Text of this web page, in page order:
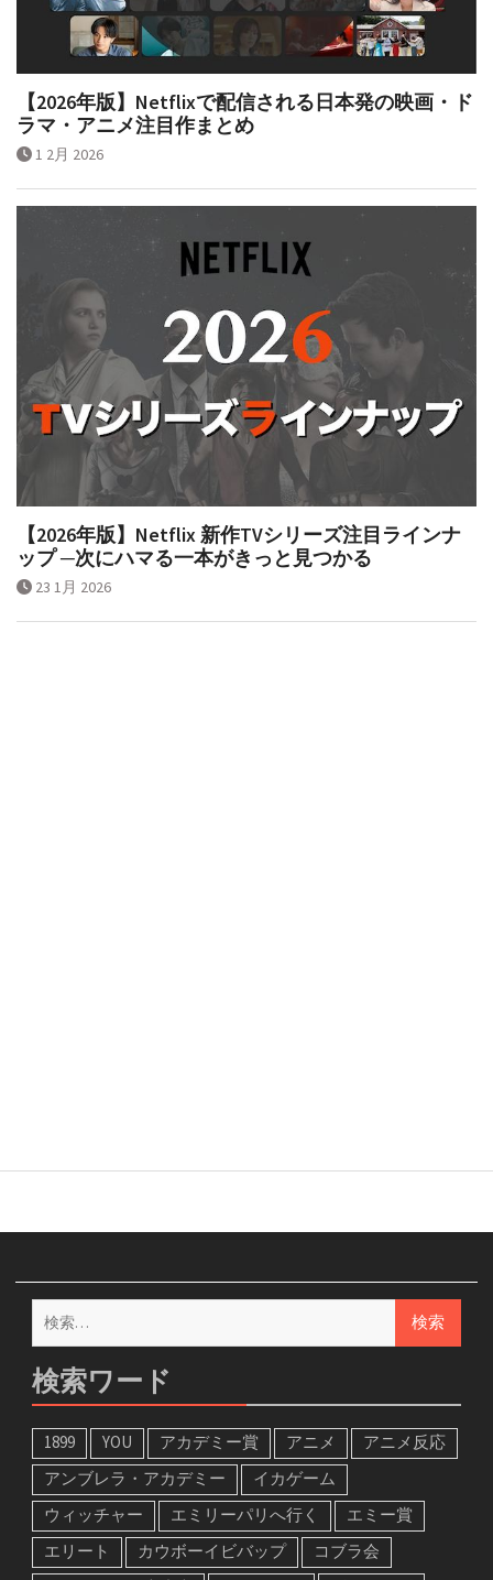
【2026年版】Netflixで配信される日本発の映画・ド
ラマ・アニメ注目作まとめ
1 2月 2026
【2026年版】Netflix 新作TVシリーズ注目ラインナ
ップ ─次にハマる一本がきっと見つかる
23 1月 2026
検
索:
検索ワード
1899 YOU アカデミー賞 アニメ
アニメ反応
アンブレラ・アカデミー
イカゲーム
ウィッチャー
エミリーパリへ行く
エミー賞
エリート
カウボーイビバップ
コブラ会